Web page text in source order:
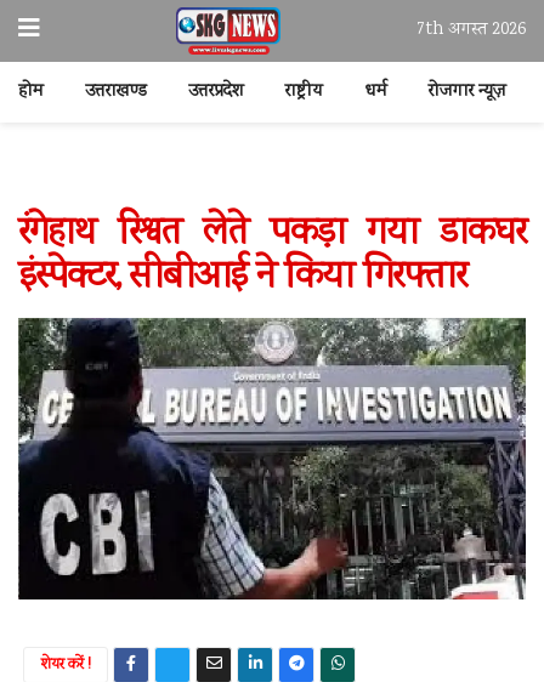
7th अगस्त 2026
होम उत्तराखण्ड उत्तरप्रदेश राष्ट्रीय धर्म रोजगार न्यूज़
रंगेहाथ रिश्वत लेते पकड़ा गया डाकघर
इंस्पेक्टर, सीबीआई ने किया गिरफ्तार
शेयर करें !